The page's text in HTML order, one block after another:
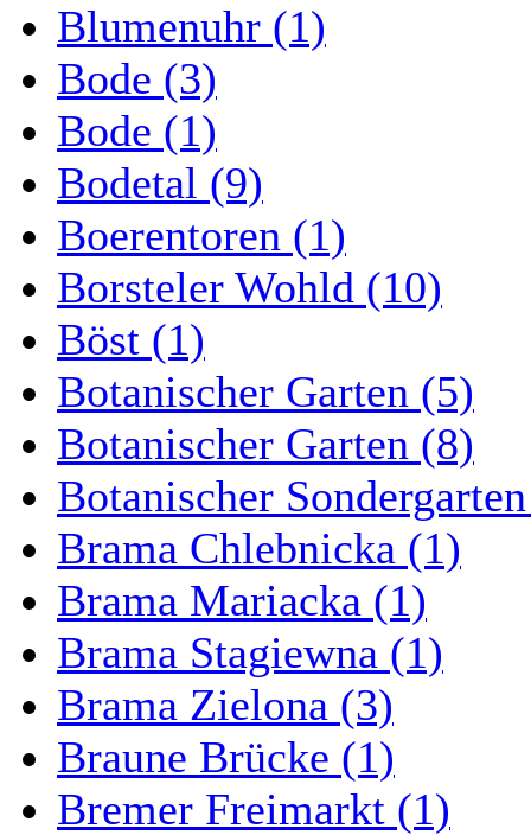
Blumenuhr (1)
Bode (3)
Bode (1)
Bodetal (9)
Boerentoren (1)
Borsteler Wohld (10)
Böst (1)
Botanischer Garten (5)
Botanischer Garten (8)
Botanischer
Brama Chlebnicka (1)
Brama Mariacka (1)
Brama Stagiewna (1)
Brama Zielona (3)
Braune Brücke (1)
Bremer Freimarkt (1)